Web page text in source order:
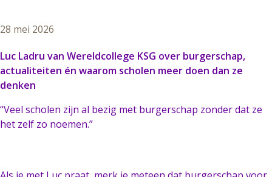
28 mei 2026
Luc Ladru van Wereldcollege KSG over burgerschap,
actualiteiten én waarom scholen meer doen dan ze
denken
“Veel scholen zijn al bezig met burgerschap zonder dat ze
het zelf zo noemen.”